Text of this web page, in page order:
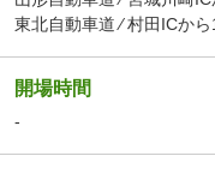
東北自動車道 ⁄ 村田ICか
開場時間
-